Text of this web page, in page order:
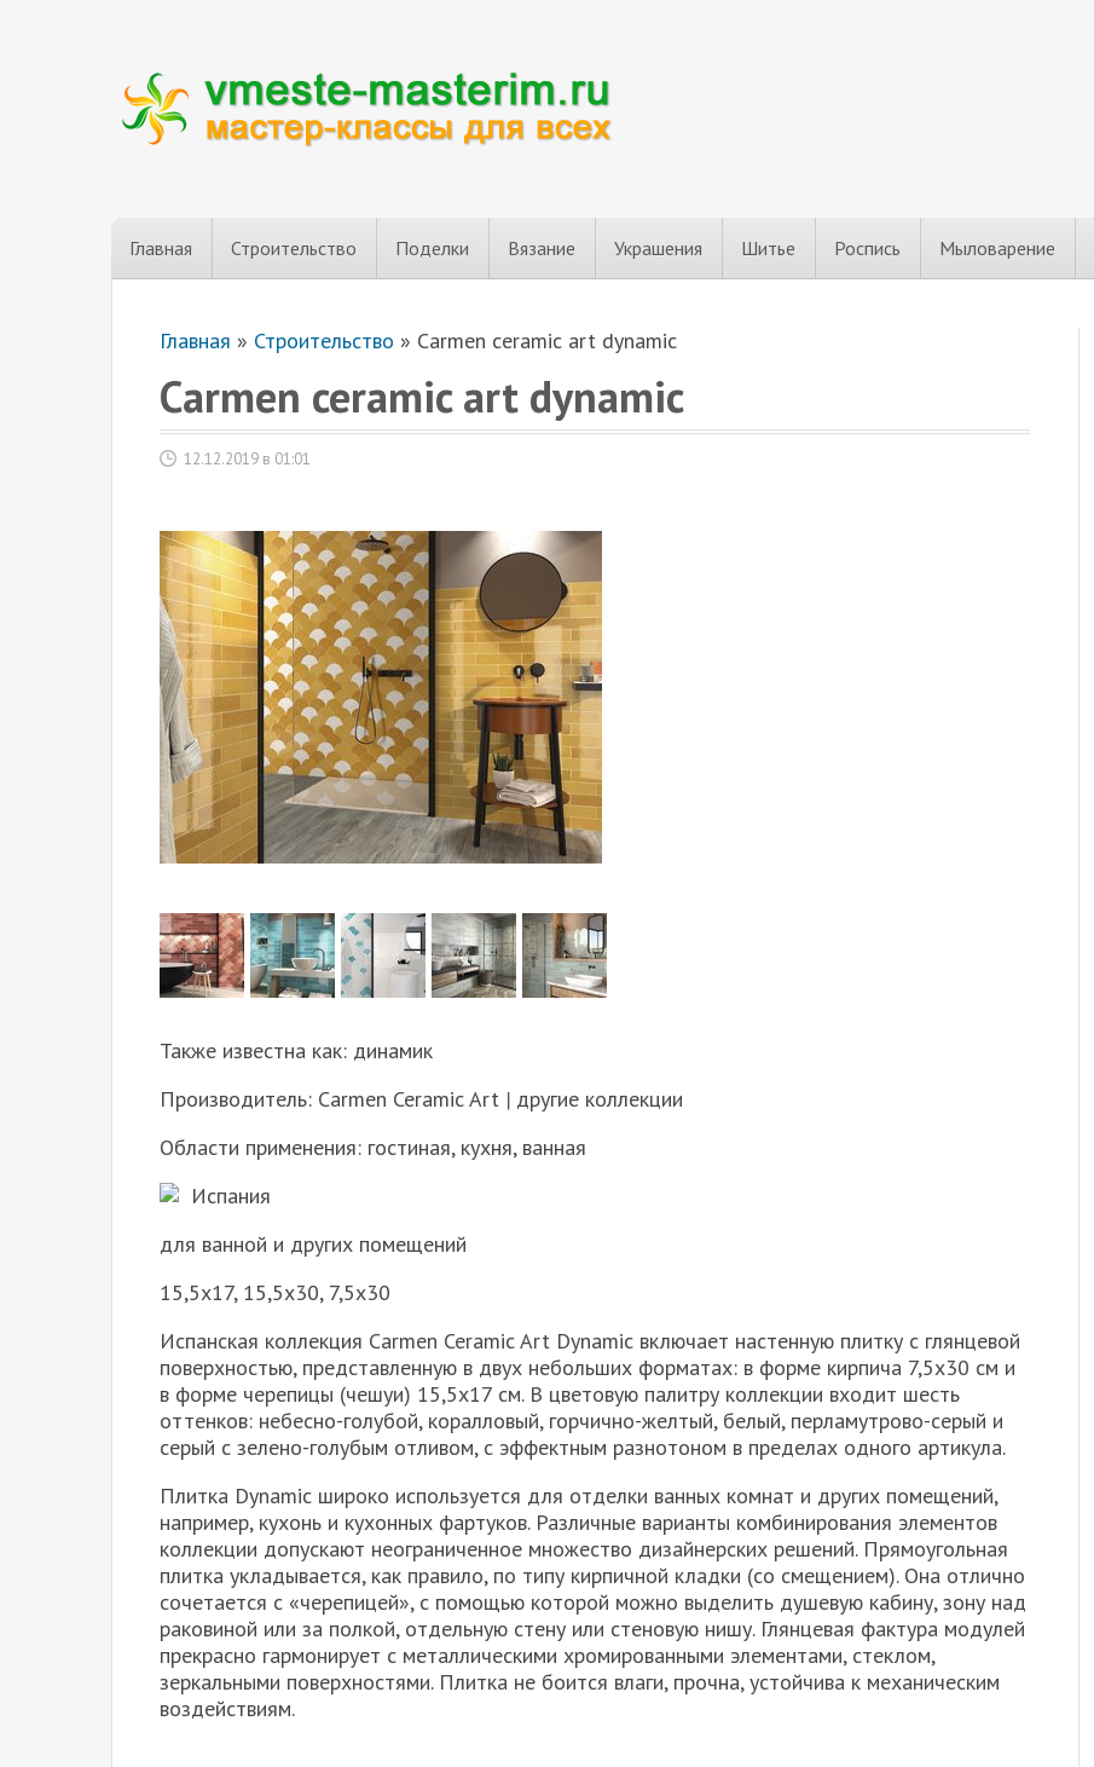
Главная Строительство Поделки Вязание Украшения Шитье Роспись Мыловарение
Главная » Строительство » Carmen ceramic art dynamic
Carmen ceramic art dynamic
12.12.2019 в 01:01
Также известна как: динамик
Производитель: Carmen Ceramic Art | другие коллекции
Области применения: гостиная, кухня, ванная
Испания
для ванной и других помещений
15,5х17, 15,5х30, 7,5х30
Испанская коллекция Carmen Ceramic Art Dynamic включает настенную плитку с глянцевой
поверхностью, представленную в двух небольших форматах: в форме кирпича 7,5х30 см и
в форме черепицы (чешуи) 15,5х17 см. В цветовую палитру коллекции входит шесть
оттенков: небесно-голубой, коралловый, горчично-желтый, белый, перламутрово-серый и
серый с зелено-голубым отливом, с эффектным разнотоном в пределах одного артикула.
Плитка Dynamiс широко используется для отделки ванных комнат и других помещений,
например, кухонь и кухонных фартуков. Различные варианты комбинирования элементов
коллекции допускают неограниченное множество дизайнерских решений. Прямоугольная
плитка укладывается, как правило, по типу кирпичной кладки (со смещением). Она отлично
сочетается с «черепицей», с помощью которой можно выделить душевую кабину, зону над
раковиной или за полкой, отдельную стену или стеновую нишу. Глянцевая фактура модулей
прекрасно гармонирует с металлическими хромированными элементами, стеклом,
зеркальными поверхностями. Плитка не боится влаги, прочна, устойчива к механическим
воздействиям.